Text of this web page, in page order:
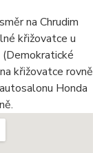
na Chrudim
křižovatce u
křižovatce rovně
Honda